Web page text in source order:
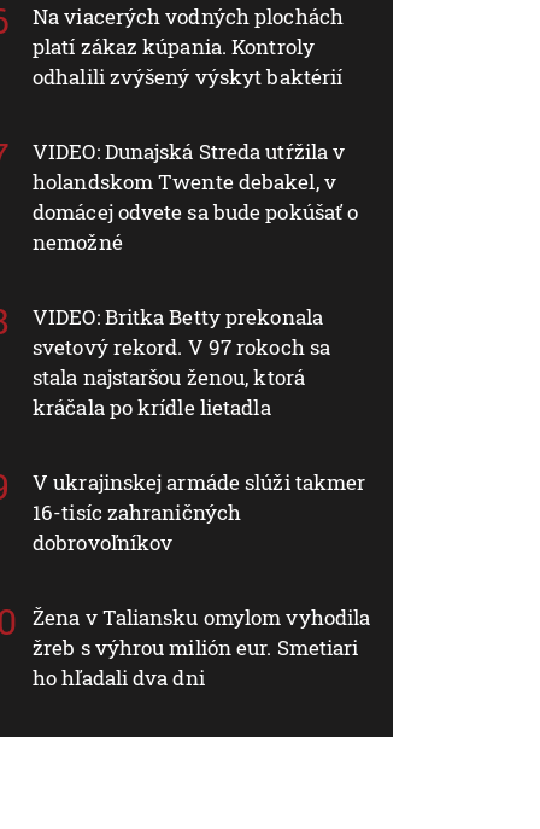
Na viacerých vodných plochách
platí zákaz kúpania. Kontroly
odhalili zvýšený výskyt baktérií
VIDEO: Dunajská Streda utŕžila v
holandskom Twente debakel, v
domácej odvete sa bude pokúšať o
nemožné
VIDEO: Britka Betty prekonala
svetový rekord. V 97 rokoch sa
stala najstaršou ženou, ktorá
kráčala po krídle lietadla
V ukrajinskej armáde slúži takmer
16-tisíc zahraničných
dobrovoľníkov
Žena v Taliansku omylom vyhodila
žreb s výhrou milión eur. Smetiari
ho hľadali dva dni